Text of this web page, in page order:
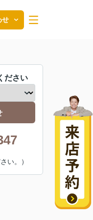
せ
ださい
い。）